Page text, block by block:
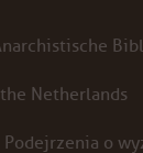
Netherlands
Podejrzenia o